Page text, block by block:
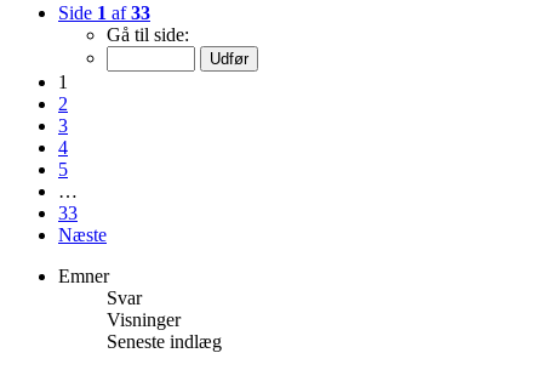
Side 1 af33
Gå til side:
1
2
3
4
5
…
33
Næste
Emner
Svar
Visninger
Seneste indlæg